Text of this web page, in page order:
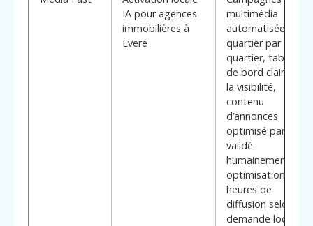
IA pour agences
immobilières à
Evere
multimédia
automatisées
quartier par
quartier, tableaux
de bord clairs sur
la visibilité,
contenu
d’annonces
optimisé par IA et
validé
humainement,
optimisation des
heures de
diffusion selon la
demande locale.